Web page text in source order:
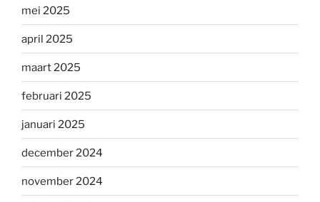
mei 2025
april 2025
maart 2025
februari 2025
januari 2025
december 2024
november 2024